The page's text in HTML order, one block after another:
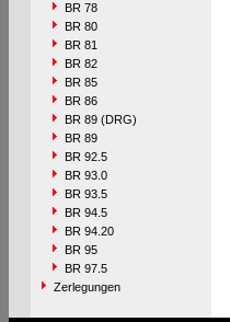
BR 78
BR 80
BR 81
BR 82
BR 85
BR 86
BR 89 (DRG)
BR 89
BR 92.5
BR 93.0
BR 93.5
BR 94.5
BR 94.20
BR 95
BR 97.5
Zerlegungen